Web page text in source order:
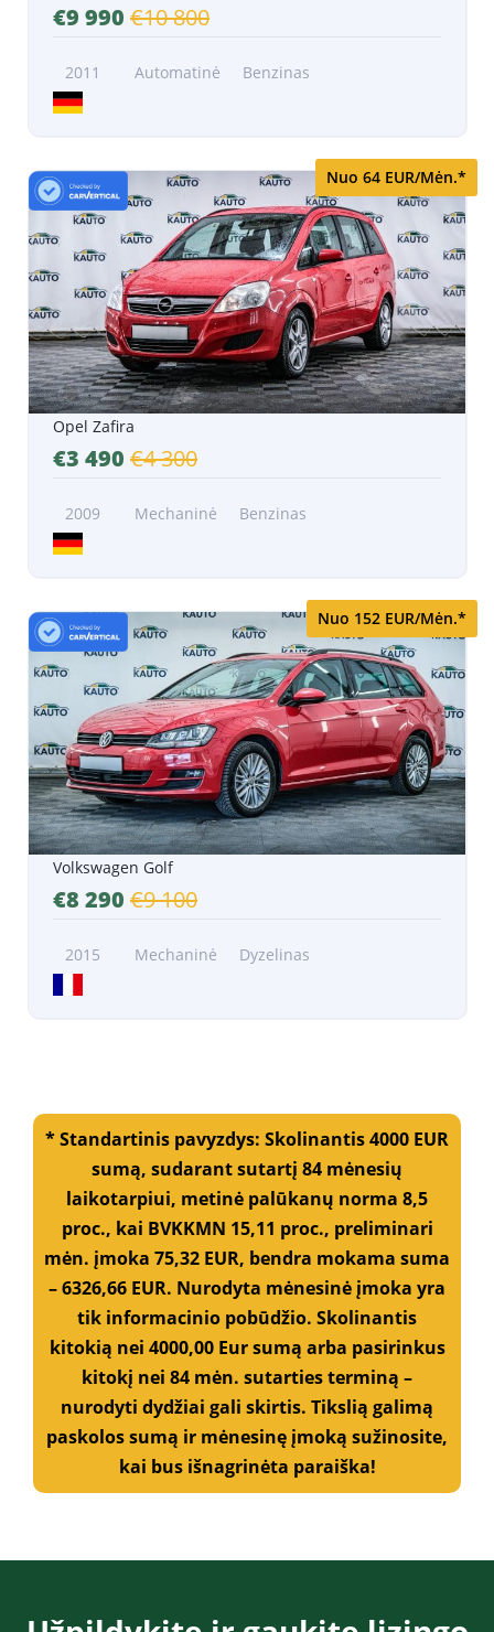
€9 990 €10 800
2011 Automatinė Benzinas
Nuo 64 EUR/Mėn.*
Opel Zafira
€3 490 €4 300
2009 Mechaninė Benzinas
Nuo 152 EUR/Mėn.*
Volkswagen Golf
€8 290 €9 100
2015 Mechaninė Dyzelinas
* Standartinis pavyzdys: Skolinantis 4000 EUR
sumą, sudarant sutartį 84 mėnesių
laikotarpiui, metinė palūkanų norma 8,5
proc., kai BVKKMN 15,11 proc., preliminari
mėn. įmoka 75,32 EUR, bendra mokama suma
– 6326,66 EUR. Nurodyta mėnesinė įmoka yra
tik informacinio pobūdžio. Skolinantis
kitokią nei 4000,00 Eur sumą arba pasirinkus
kitokį nei 84 mėn. sutarties terminą –
nurodyti dydžiai gali skirtis. Tikslią galimą
paskolos sumą ir mėnesinę įmoką sužinosite,
kai bus išnagrinėta paraiška!